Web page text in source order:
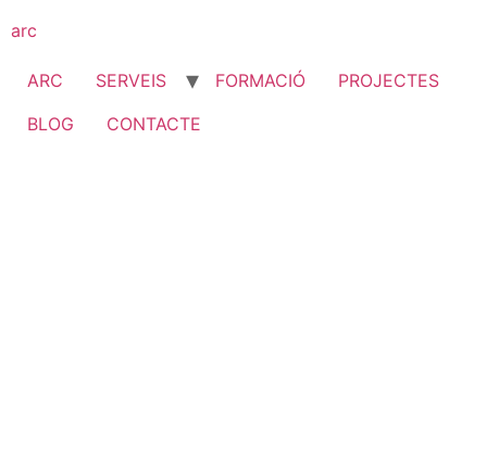
alarc
ARC SERVEIS FORMACIÓ
PROJECTES
BLOG
CONTACTE